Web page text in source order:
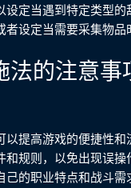
设定当遇到特定类型的
者设定当需要采集物品
法的注意事
以提高游戏的便捷性和
和规则，以免出现误操
己的职业特点和战斗需